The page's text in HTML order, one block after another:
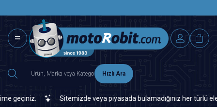
Hızlı Ara
Sitemizde veya piyasada bulamadığınız her türlü